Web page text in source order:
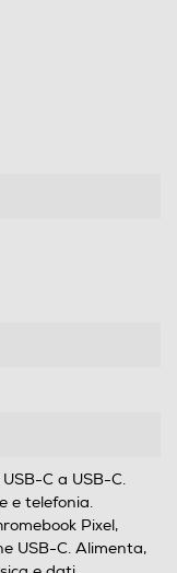
C a USB-C.
e telefonia.
Pixel,
USB-C. Alimenta,